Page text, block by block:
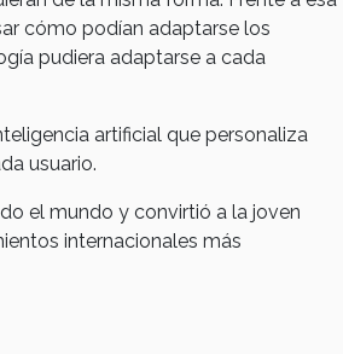
cómo podían adaptarse los
pudiera adaptarse a cada
artificial que personaliza
usuario.
el mundo y convirtió a la joven
internacionales más